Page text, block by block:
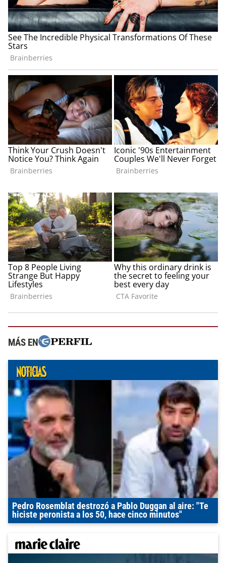
MÁS EN
Pedro Rosemblat destrozó a Pablo Duggan al aire: "Te
hiciste peronista a los 50, hace cinco minutos"